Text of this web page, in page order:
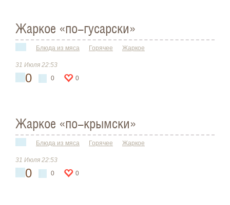
Жаркое «по-гусарски»
Блюда из мяса Горячее Жаркое
31 Июля 22:53
0 0 0
Жаркое «по-крымски»
Блюда из мяса Горячее Жаркое
31 Июля 22:53
0 0 0